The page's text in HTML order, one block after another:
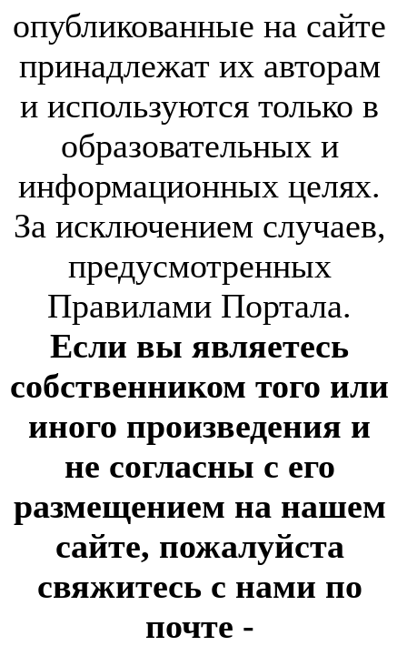
опубликованные на сайте
принадлежат их авторам
и используются только в
образовательных и
информационных целях.
За исключением случаев,
предусмотренных
Правилами Портала.
Если вы являетесь
собственником того или
иного произведения и
не согласны с его
размещением на нашем
сайте, пожалуйста
свяжитесь с нами по
почте -